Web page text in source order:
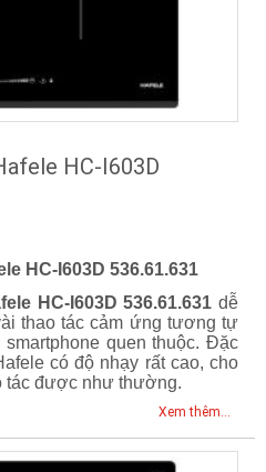
HC-I603D
HC-I603D 536.61.631
HC-I603D 536.61.631 dễ
thao tác cảm ứng tương tự
quen thuộc. Đặc
có độ nhạy rất cao, cho
tác được như thường.
Xem thêm...